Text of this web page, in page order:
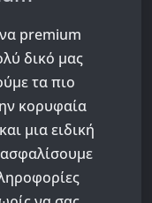
premium
δικό μας
τα πιο
κορυφαία
μια ειδική